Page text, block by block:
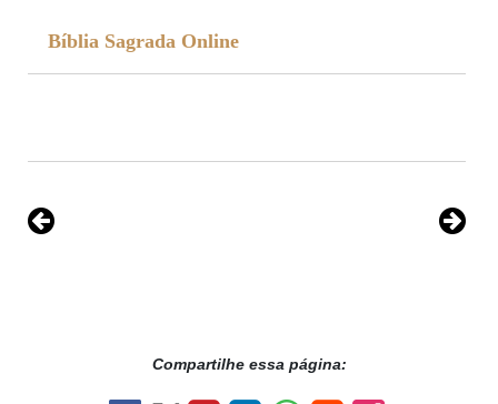
Bíblia Sagrada Online
Compartilhe essa página: